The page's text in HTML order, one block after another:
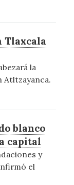
Tlaxcala
la
Atltzayanca.
blanco
capital
y
el